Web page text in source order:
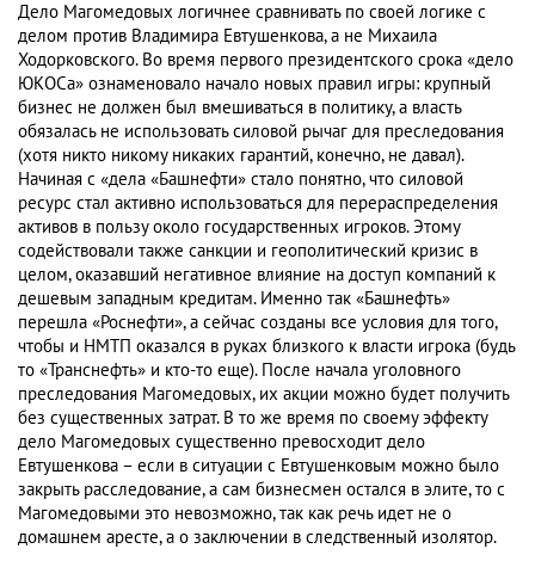
Дело Магомедовых логичнее сравнивать по своей логике с
делом против Владимира Евтушенкова, а не Михаила
Ходорковского. Во время первого президентского срока «дело
ЮКОСа» ознаменовало начало новых правил игры: крупный
бизнес не должен был вмешиваться в политику, а власть
обязалась не использовать силовой рычаг для преследования
(хотя никто никому никаких гарантий, конечно, не давал).
Начиная с «дела «Башнефти» стало понятно, что силовой
ресурс стал активно использоваться для перераспределения
активов в пользу около государственных игроков. Этому
содействовали также санкции и геополитический кризис в
целом, оказавший негативное влияние на доступ компаний к
дешевым западным кредитам. Именно так «Башнефть»
перешла «Роснефти», а сейчас созданы все условия для того,
чтобы и НМТП оказался в руках близкого к власти игрока (будь
то «Транснефть» и кто-то еще). После начала уголовного
преследования Магомедовых, их акции можно будет получить
без существенных затрат. В то же время по своему эффекту
дело Магомедовых существенно превосходит дело
Евтушенкова – если в ситуации с Евтушенковым можно было
закрыть расследование, а сам бизнесмен остался в элите, то с
Магомедовыми это невозможно, так как речь идет не о
домашнем аресте, а о заключении в следственный изолятор.